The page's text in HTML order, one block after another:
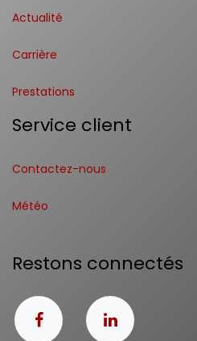
Actualité
Carrière
Prestations
Service client
Contactez-nous
Météo
Restons connectés